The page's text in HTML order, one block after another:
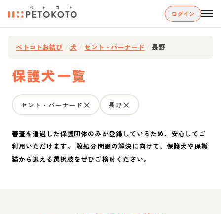
ログイン
ペトコトお結び 犬 セント・バーナード 長野
保護犬一覧
セント・バーナード 長野
審査を通過した保護団体のみが登録しているため、安心してご
利用いただけます。 殺処分問題の解決に向けて、保護犬や保護
猫から迎える選択肢をぜひご検討ください。